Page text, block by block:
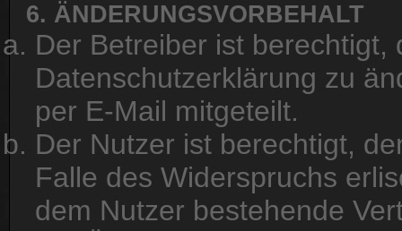
6. ÄNDERUNGSVORBEHALT
Der Betreiber ist
Datenschutzerklärung zu
per E-Mail mitgeteilt.
Der Nutzer ist berechtigt,
Falle des Widerspruchs
dem Nutzer bestehende